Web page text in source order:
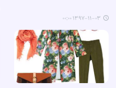
۱۳۹۷-۱۱-۰۳ ۰۰:۰۰